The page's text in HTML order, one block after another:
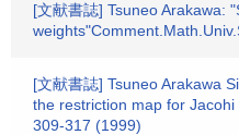
[文献書誌] Tsuneo Arakawa:
[文献書誌] Tsuneo Arakawa
the restriction map for
309-317 (1999)